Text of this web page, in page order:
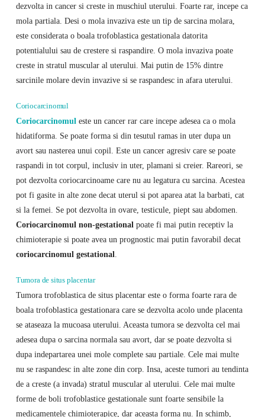
dezvolta in cancer si creste in muschiul uterului. Foarte rar, incepe ca
mola partiala. Desi o mola invaziva este un tip de sarcina molara,
este considerata o boala trofoblastica gestationala datorita
potentialului sau de crestere si raspandire. O mola invaziva poate
creste in stratul muscular al uterului. Mai putin de 15% dintre
sarcinile molare devin invazive si se raspandesc in afara uterului.
Coriocarcinomul
Coriocarcinomul este un cancer rar care incepe adesea ca o mola
hidatiforma. Se poate forma si din tesutul ramas in uter dupa un
avort sau nasterea unui copil. Este un cancer agresiv care se poate
raspandi in tot corpul, inclusiv in uter, plamani si creier. Rareori, se
pot dezvolta coriocarcinoame care nu au legatura cu sarcina. Acestea
pot fi gasite in alte zone decat uterul si pot aparea atat la barbati, cat
si la femei. Se pot dezvolta in ovare, testicule, piept sau abdomen.
Coriocarcinomul non-gestational poate fi mai putin receptiv la
chimioterapie si poate avea un prognostic mai putin favorabil decat
coriocarcinomul gestational
Tumora de situs placentar
Tumora trofoblastica de situs placentar este o forma foarte rara de
boala trofoblastica gestationara care se dezvolta acolo unde placenta
se ataseaza la mucoasa uterului. Aceasta tumora se dezvolta cel mai
adesea dupa o sarcina normala sau avort, dar se poate dezvolta si
dupa indepartarea unei mole complete sau partiale. Cele mai multe
nu se raspandesc in alte zone din corp. Insa, aceste tumori au tendinta
de a creste (a invada) stratul muscular al uterului. Cele mai multe
forme de boli trofoblastice gestationale sunt foarte sensibile la
medicamentele chimioterapice, dar aceasta forma nu. In schimb,